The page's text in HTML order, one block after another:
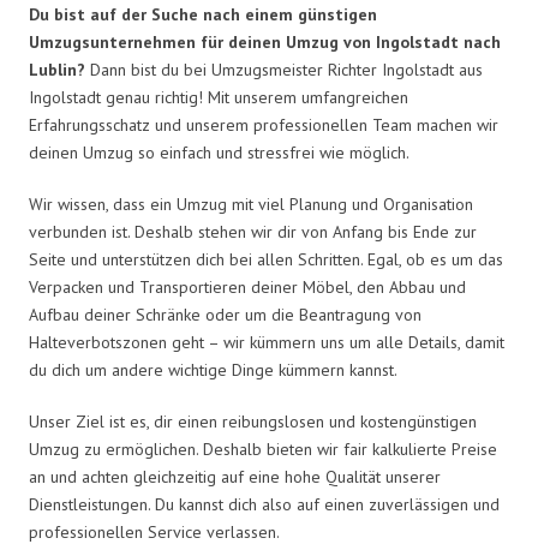
Du bist auf der Suche nach einem günstigen
Umzugsunternehmen für deinen Umzug von Ingolstadt nach
Lublin? Dann bist du bei Umzugsmeister Richter Ingolstadt aus
Ingolstadt genau richtig! Mit unserem umfangreichen
Erfahrungsschatz und unserem professionellen Team machen wir
deinen Umzug so einfach und stressfrei wie möglich.
Wir wissen, dass ein Umzug mit viel Planung und Organisation
verbunden ist. Deshalb stehen wir dir von Anfang bis Ende zur
Seite und unterstützen dich bei allen Schritten. Egal, ob es um das
Verpacken und Transportieren deiner Möbel, den Abbau und
Aufbau deiner Schränke oder um die Beantragung von
Halteverbotszonen geht – wir kümmern uns um alle Details, damit
du dich um andere wichtige Dinge kümmern kannst.
Unser Ziel ist es, dir einen reibungslosen und kostengünstigen
Umzug zu ermöglichen. Deshalb bieten wir fair kalkulierte Preise
an und achten gleichzeitig auf eine hohe Qualität unserer
Dienstleistungen. Du kannst dich also auf einen zuverlässigen und
professionellen Service verlassen.